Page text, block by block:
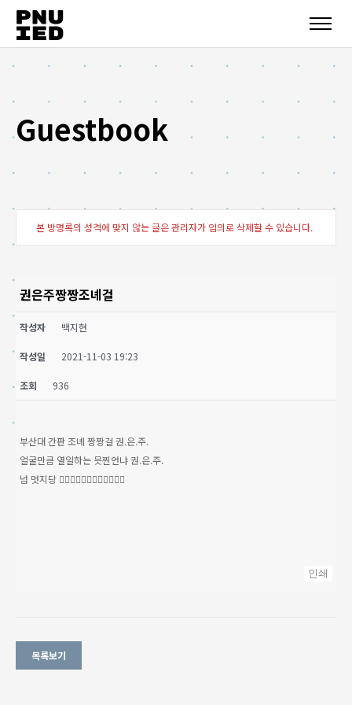
Guestbook
본 방명록의 성격에 맞지 않는 글은 관리자가 임의로 삭제할 수 있습니다.
권은주짱짱조녜걸
작성자 백지현
작성일 2021-11-03 19:23
조회 936
부산대 간판 조녜 짱짱걸 권.은.주.
얼굴만큼 열일하는 믓찐언냐 권.은.주.
넘 멋지당 ❤️‍🔥❤️‍🔥❤️‍🔥❤️‍🔥❤️‍🔥❤️‍🔥
인쇄
목록보기